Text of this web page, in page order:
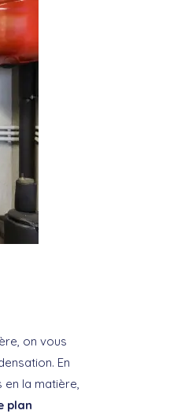
on vous
En
la matière,
plan